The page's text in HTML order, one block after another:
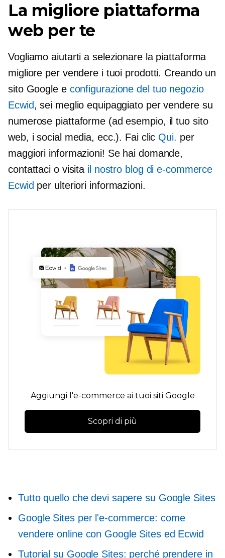
La migliore piattaforma
web per te
Vogliamo aiutarti a selezionare la piattaforma
migliore per vendere i tuoi prodotti. Creando un
sito Google e configurazione del tuo negozio
Ecwid, sei meglio equipaggiato per vendere su
numerose piattaforme (ad esempio, il tuo sito
web, i social media, ecc.). Fai clic Qui. per
maggiori informazioni! Se hai domande,
contattaci o visita il nostro blog di e-commerce
Ecwid per ulteriori informazioni.
Aggiungi l'e-commerce ai tuoi siti Google
Scopri di più
Tutto quello che devi sapere su Google Sites
Google Sites per l'e-commerce: come
vendere online con Google Sites ed Ecwid
Tutorial su Google Sites: perché prendere in